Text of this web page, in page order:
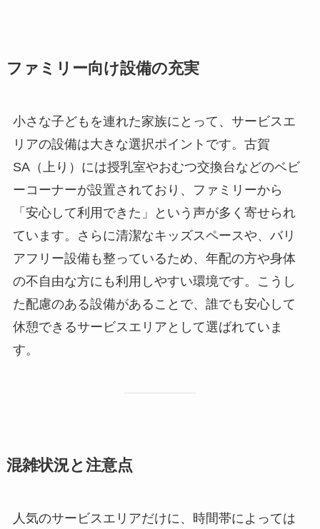
ファミリー向け設備の充実
小さな子どもを連れた家族にとって、サービスエ
リアの設備は大きな選択ポイントです。古賀
SA（上り）には授乳室やおむつ交換台などのベビ
ーコーナーが設置されており、ファミリーから
「安心して利用できた」という声が多く寄せられ
ています。さらに清潔なキッズスペースや、バリ
アフリー設備も整っているため、年配の方や身体
の不自由な方にも利用しやすい環境です。こうし
た配慮のある設備があることで、誰でも安心して
休憩できるサービスエリアとして選ばれていま
す。
混雑状況と注意点
人気のサービスエリアだけに、時間帯によっては